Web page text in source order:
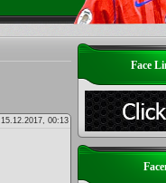
15.12.2017, 00:13
Face